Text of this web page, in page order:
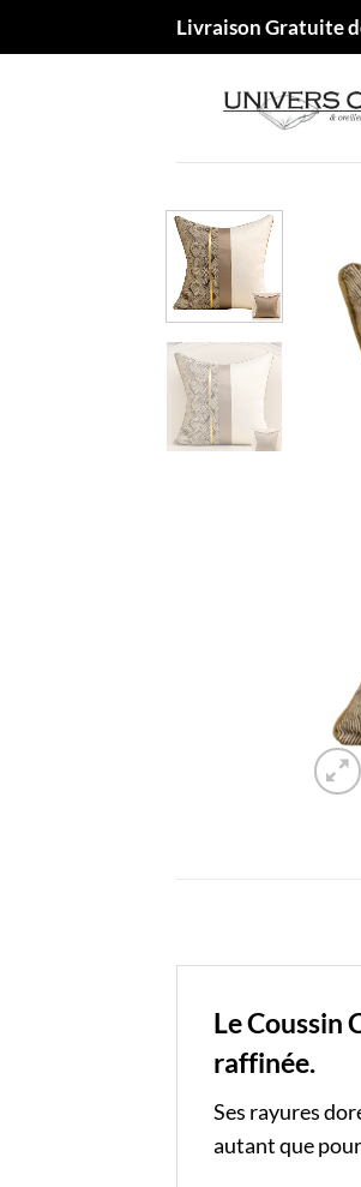
Livraison Gratuite
Le Coussin
raffinée.
Ses rayures
autant que